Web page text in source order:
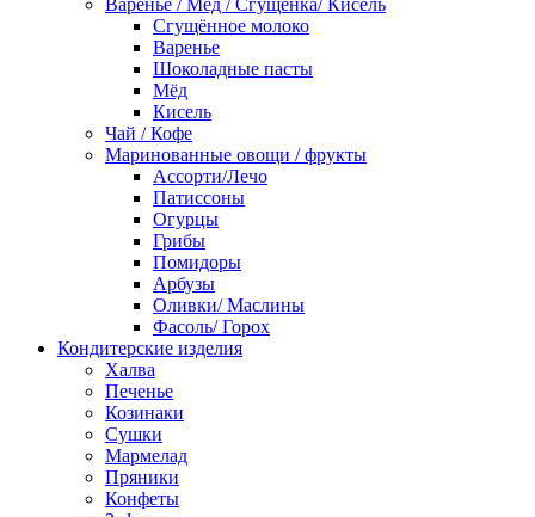
Варенье / Мёд / Сгущенка/ Кисель
Сгущённое молоко
Варенье
Шоколадные пасты
Мёд
Кисель
Чай / Кофе
Маринованные овощи / фрукты
Ассорти/Лечо
Патиссоны
Огурцы
Грибы
Помидоры
Арбузы
Оливки/ Маслины
Фасоль/ Горох
Кондитерские изделия
Халва
Печенье
Козинаки
Сушки
Мармелад
Пряники
Конфеты